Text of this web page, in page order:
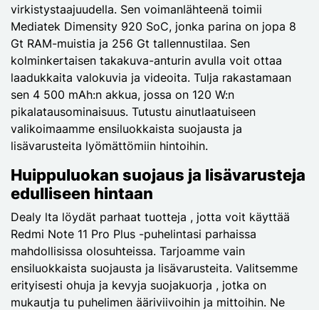
virkistystaajuudella. Sen voimanlähteenä toimii
Mediatek Dimensity 920 SoC, jonka parina on jopa 8
Gt RAM-muistia ja 256 Gt tallennustilaa. Sen
kolminkertaisen takakuva-anturin avulla voit ottaa
laadukkaita valokuvia ja videoita. Tulja rakastamaan
sen 4 500 mAh:n akkua, jossa on 120 W:n
pikalatausominaisuus. Tutustu ainutlaatuiseen
valikoimaamme ensiluokkaista suojausta ja
lisävarusteita lyömättömiin hintoihin.
Huippuluokan suojaus ja lisävarusteja
edulliseen hintaan
Dealy lta löydät parhaat tuotteja , jotta voit käyttää
Redmi Note 11 Pro Plus -puhelintasi parhaissa
mahdollisissa olosuhteissa. Tarjoamme vain
ensiluokkaista suojausta ja lisävarusteita. Valitsemme
erityisesti ohuja ja kevyja suojakuorja , jotka on
mukautja tu puhelimen ääriviivoihin ja mittoihin. Ne